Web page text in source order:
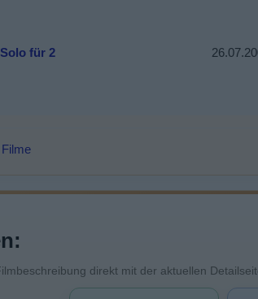
Solo für 2
direkt mit der aktuellen